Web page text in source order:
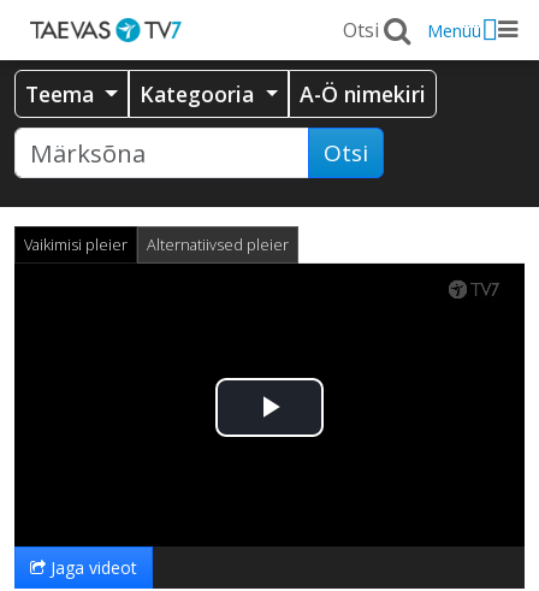
Menüü
Teema Kategooria A-Ö nimekiri
Otsi
Vaikimisi pleier Alternatiivsed pleier
Esita
Jaga videot